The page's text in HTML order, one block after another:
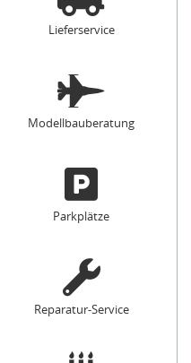
Lieferservice
Modellbauberatung
Parkplätze
Reparatur-Service